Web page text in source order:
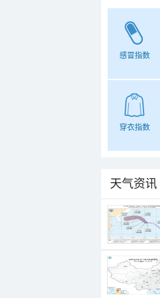
感冒指数
穿衣指数
天气资讯